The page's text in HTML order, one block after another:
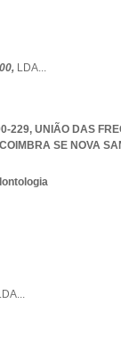
LDA...
229, UNIÃO DAS
SE NOVA
...